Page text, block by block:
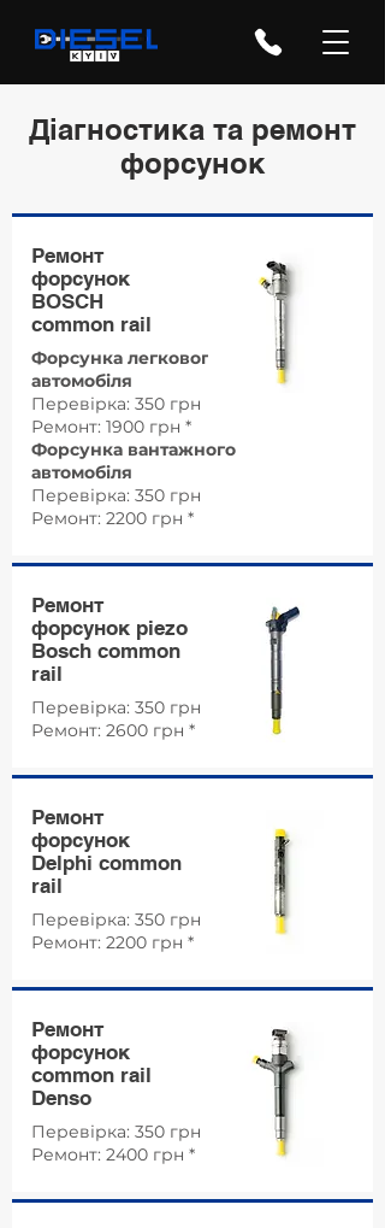
Діагностика та ремонт
форсунок
Ремонт
форсунок
BOSCH
common rail
Форсунка легкового
автомобіля
Перевірка: 350 грн
Ремонт: 1900 грн *
Форсунка вантажного
автомобіля
Перевірка: 350 грн
Ремонт: 2200 грн *
Ремонт
форсунок piezo
Bosch common
rail
Перевірка: 350 грн
Ремонт: 2600 грн *
Ремонт
форсунок
Delphi common
rail
Перевірка: 350 грн
Ремонт: 2200 грн *
Ремонт
форсунок
common rail
Denso
Перевірка: 350 грн
Ремонт: 2400 грн *